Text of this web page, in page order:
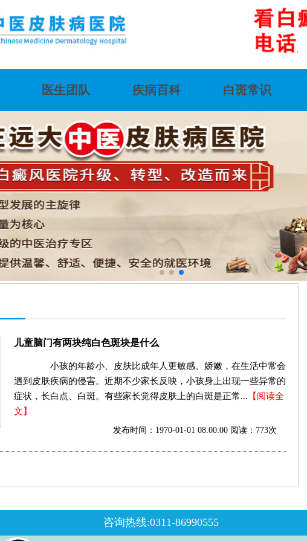
医生团队 疾病百科 白斑常识
儿童脑门有两块纯白色斑块是什么
小孩的年龄小、皮肤比成年人更敏感、娇嫩，在生活中常会
遇到皮肤疾病的侵害。近期不少家长反映，小孩身上出现一些异常的
症状，长白点、白斑。有些家长觉得皮肤上的白斑是正常... 【阅读全
文】
发布时间：1970-01-01 08:00:00 阅读：773次
咨询热线:0311-86990555